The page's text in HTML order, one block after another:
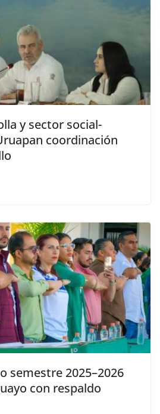
y sector social-
coordinación
semestre 2025–2026
con respaldo